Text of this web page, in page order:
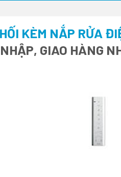
KÈM NẮP RỬA
GIAO HÀNG